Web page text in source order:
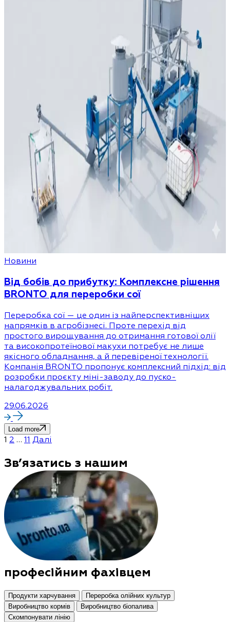
Новини
Від бобів до прибутку: Комплексне рішення
BRONTO для переробки сої
Переробка сої — це один із найперспективніших
напрямків в агробізнесі. Проте перехід від
простого вирощування до отримання готової олії
та високопротеїнової макухи потребує не лише
якісного обладнання, а й перевіреної технології.
Компанія BRONTO пропонує комплексний підхід: від
розробки проєкту міні-заводу до пуско-
налагоджувальних робіт.
29.06.2026
Load more
Posts
pagination
1 2 … 11 Далі
Зв’язатись з нашим
професійним фахівцем
Продукти харчування
Переробка олійних культур
Виробництво кормів
Виробництво біопалива
Скомпонувати лінію